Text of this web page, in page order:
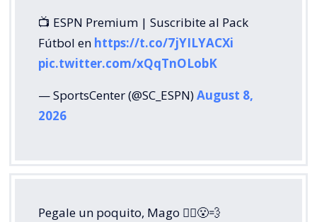
📺 ESPN Premium | Suscribite al Pack
Fútbol en https://t.co/7jYILYACXi
pic.twitter.com/xQqTnOLobK
— SportsCenter (@SC_ESPN)August 8,
2026
Pegale un poquito, Mago 🧙‍♂️😮‍💨